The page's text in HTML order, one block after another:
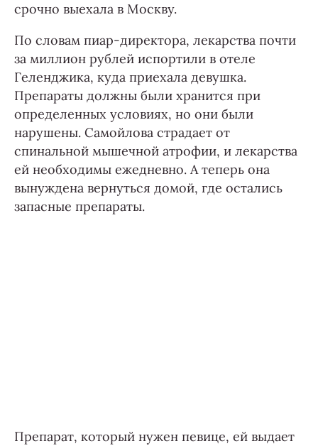
срочно выехала в Москву.
По словам пиар-директора, лекарства почти
за миллион рублей испортили в отеле
Геленджика, куда приехала девушка.
Препараты должны были хранится при
определенных условиях, но они были
нарушены. Самойлова страдает от
спинальной мышечной атрофии, и лекарства
ей необходимы ежедневно. А теперь она
вынуждена вернуться домой, где остались
запасные препараты.
Препарат, который нужен певице, ей выдает